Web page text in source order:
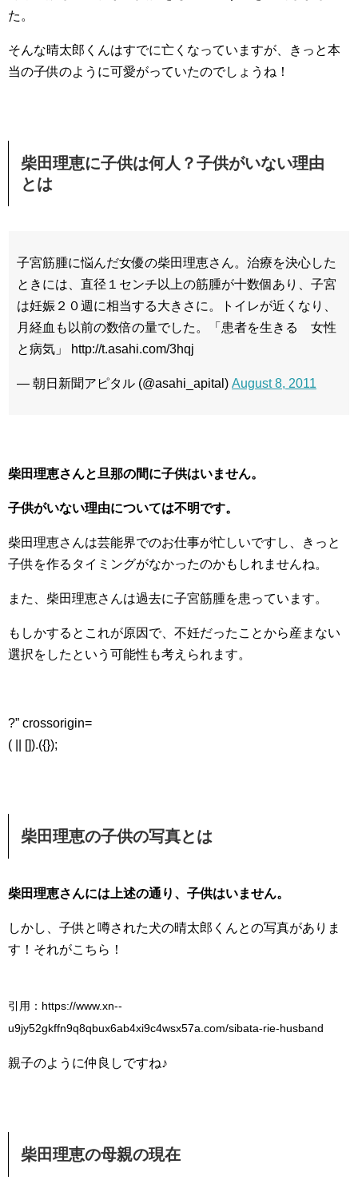
た。
そんな晴太郎くんはすでに亡くなっていますが、きっと本
当の子供のように可愛がっていたのでしょうね！
柴田理恵に子供は何人？子供がいない理由
とは
子宮筋腫に悩んだ女優の柴田理恵さん。治療を決心した
ときには、直径１センチ以上の筋腫が十数個あり、子宮
は妊娠２０週に相当する大きさに。トイレが近くなり、
月経血も以前の数倍の量でした。「患者を生きる 女性
と病気」 http://t.asahi.com/3hqj
— 朝日新聞アピタル (@asahi_apital) August 8, 2011
柴田理恵さんと旦那の間に子供はいません。
子供がいない理由については不明です。
柴田理恵さんは芸能界でのお仕事が忙しいですし、きっと
子供を作るタイミングがなかったのかもしれませんね。
また、柴田理恵さんは過去に子宮筋腫を患っています。
もしかするとこれが原因で、不妊だったことから産まない
選択をしたという可能性も考えられます。
?” crossorigin=
( || []).({});
柴田理恵の子供の写真とは
柴田理恵さんには上述の通り、子供はいません。
しかし、子供と噂された犬の晴太郎くんとの写真がありま
す！それがこちら！
引用：https://www.xn--
u9jy52gkffn9q8qbux6ab4xi9c4wsx57a.com/sibata-rie-husband
親子のように仲良しですね♪
柴田理恵の母親の現在